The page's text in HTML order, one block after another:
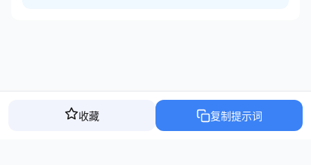
收藏 复制提示词